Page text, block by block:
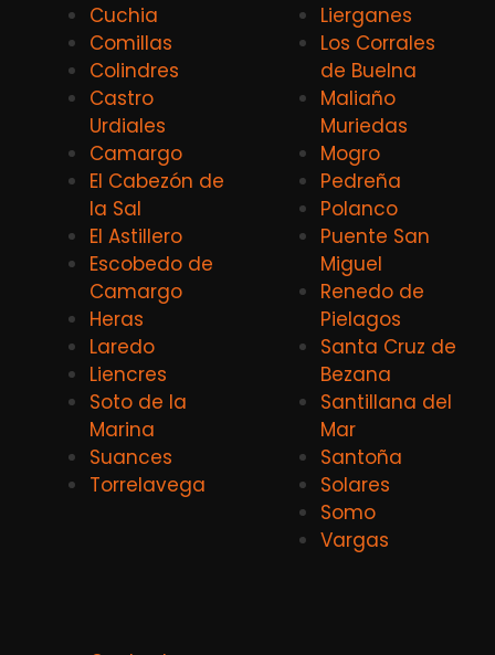
Cuchia
Comillas
Colindres
Castro
Urdiales
Camargo
El Cabezón de
la Sal
El Astillero
Escobedo de
Camargo
Heras
Laredo
Liencres
Soto de la
Marina
Suances
Torrelavega
Lierganes
Los Corrales
de Buelna
Maliaño
Muriedas
Mogro
Pedreña
Polanco
Puente San
Miguel
Renedo de
Pielagos
Santa Cruz de
Bezana
Santillana del
Mar
Santoña
Solares
Somo
Vargas